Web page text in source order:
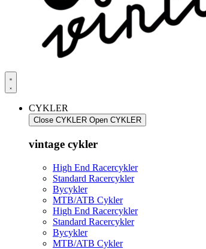
CYKLER
Close CYKLER Open CYKLER
vintage cykler
High End Racercykler
Standard Racercykler
Bycykler
MTB/ATB Cykler
High End Racercykler
Standard Racercykler
Bycykler
MTB/ATB Cykler